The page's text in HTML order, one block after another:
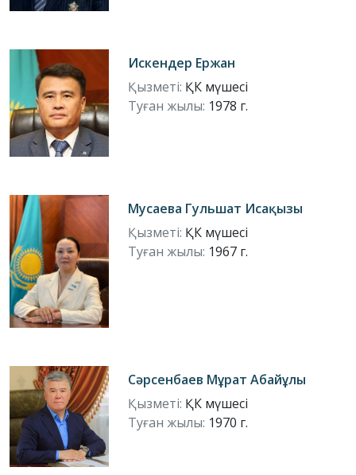
Искендер Ержан
Қызметі: ҚК мүшесі
Туған жылы: 1978 г.
Мусаева Гульшат Исақызы
Қызметі: ҚК мүшесі
Туған жылы: 1967 г.
Сәрсенбаев Мұрат Абайұлы
Қызметі: ҚК мүшесі
Туған жылы: 1970 г.